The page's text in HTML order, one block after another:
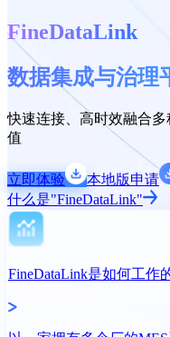
FineDataLink
数据集成与治理
快速连接、高时效融合
值
立即体验
本地版申请
什么是"FineDataLink"
FineDataLink是如何工作